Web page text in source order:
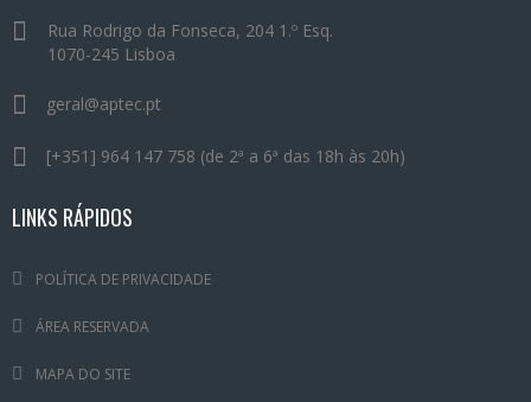
Rua Rodrigo da Fonseca, 204 1.º Esq.
1070-245 Lisboa
geral@aptec.pt
[+351] 964 147 758 (de 2ª a 6ª das 18h às 20h)
LINKS RÁPIDOS
POLÍTICA DE PRIVACIDADE
ÁREA RESERVADA
MAPA DO SITE